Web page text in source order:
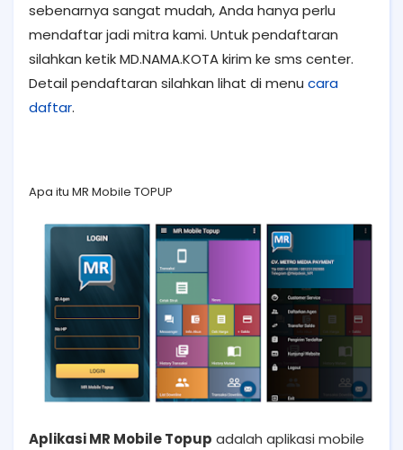
sebenarnya sangat mudah, Anda hanya perlu
mendaftar jadi mitra kami. Untuk pendaftaran
silahkan ketik MD.NAMA.KOTA kirim ke sms center.
Detail pendaftaran silahkan lihat di menu cara
daftar.
Apa itu MR Mobile TOPUP
Aplikasi MR Mobile Topup adalah aplikasi mobile